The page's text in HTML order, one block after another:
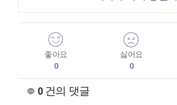
좋아요
0
싫어요
0
0건의 댓글